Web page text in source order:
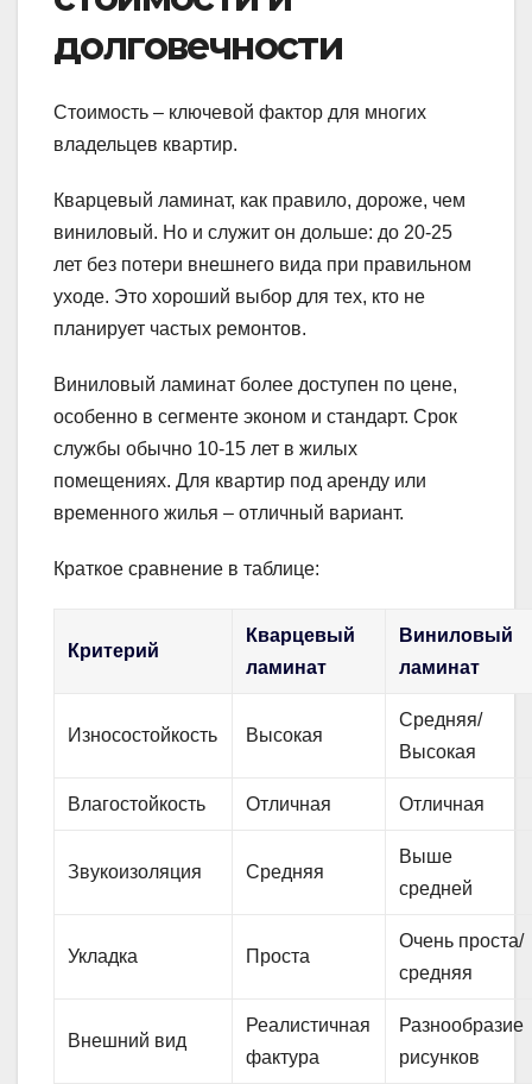
долговечности
Стоимость – ключевой фактор для многих
владельцев квартир.
Кварцевый ламинат, как правило, дороже, чем
виниловый. Но и служит он дольше: до 20-25
лет без потери внешнего вида при правильном
уходе. Это хороший выбор для тех, кто не
планирует частых ремонтов.
Виниловый ламинат более доступен по цене,
особенно в сегменте эконом и стандарт. Срок
службы обычно 10-15 лет в жилых
помещениях. Для квартир под аренду или
временного жилья – отличный вариант.
Краткое сравнение в таблице:
Критерий
Кварцевый
ламинат
Виниловый
ламинат
Износостойкость Высокая
Средняя/
Высокая
Влагостойкость Отличная Отличная
Звукоизоляция Средняя
Выше
средней
Укладка Проста
Очень проста/
средняя
Внешний вид
Реалистичная
фактура
Разнообразие
рисунков